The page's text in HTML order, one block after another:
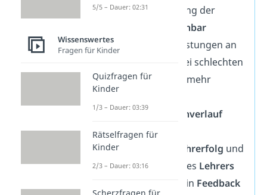
macht die Leistung der
vergleichbar
erkennt gute Leistungen an
bei schlechten
Leistungen, sich mehr
anzustrengen
erlaubt, den
Lernverlauf
nachzuverfolgen
bewertet den
Lehrerfolg und
den Unterricht des Lehrers
gibt den Eltern ein Feedback
5/5 – Dauer: 02:31
Wissenswertes
Fragen für Kinder
Quizfragen für
Kinder
1/3 – Dauer: 03:39
Rätselfragen für
Kinder
2/3 – Dauer: 03:16
Scherzfragen für